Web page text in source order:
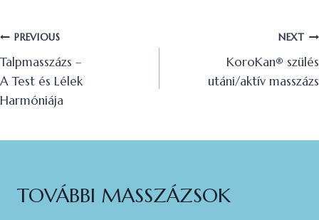
PREVIOUS
Talpmasszázs –
A Test és Lélek
Harmóniája
NEXT
KoroKan®️ szülés
utáni/aktív masszázs
TOVÁBBI MASSZÁZSOK